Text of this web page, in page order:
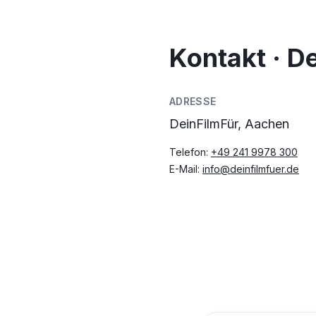
Kontakt ·
ADRESSE
DeinFilmFür, Aachen
Telefon: +49 241 9978 300
E-Mail: info@deinfilmfuer.de